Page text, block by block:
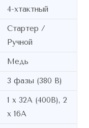
4-хтактный
Стартер /
Ручной
Медь
3 фазы (380 В)
1 х 32А (400В), 2
х 16A